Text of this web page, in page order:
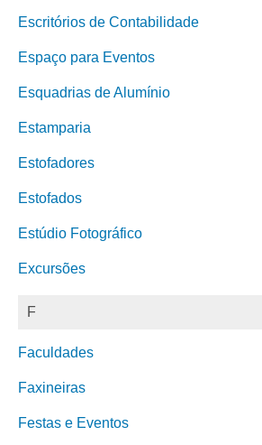
Escritórios de Contabilidade
Espaço para Eventos
Esquadrias de Alumínio
Estamparia
Estofadores
Estofados
Estúdio Fotográfico
Excursões
F
Faculdades
Faxineiras
Festas e Eventos